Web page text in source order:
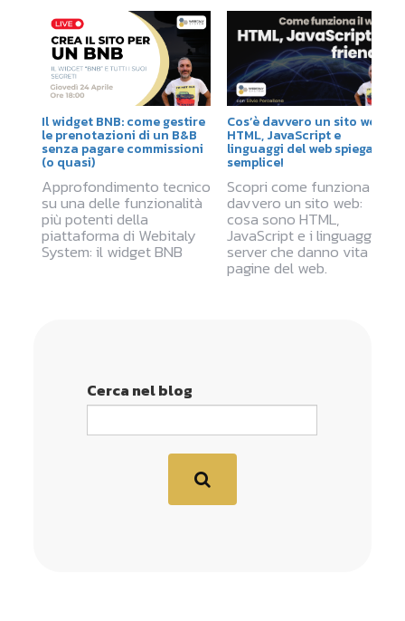
Il widget BNB: come gestire
le prenotazioni di un B&B
senza pagare commissioni
(o quasi)
Approfondimento tecnico
su una delle funzionalità
più potenti della
piattaforma di Webitaly
System: il widget BNB
Cos’è davvero un sito web?
HTML, JavaScript e
linguaggi del web spiegati
semplice!
Scopri come funziona
davvero un sito web:
cosa sono HTML,
JavaScript e i linguaggi
server che danno vita alle
pagine del web.
Cerca nel blog